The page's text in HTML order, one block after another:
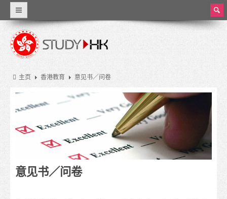
为什么选择香港
世界级教育
资料概览
香港教育
香港的教育制度
奖学金
ear
ch
主页 香港教育 意见书／问卷
意见书／问卷